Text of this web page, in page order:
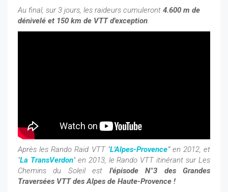
Au final, sur 3 jours, les raideurs cumuleront 4.600 m de
dénivelé et 150 km de VTT d'exception.
Après les Rando Raid VTT "L'Alpes-Provence"' en 2012, et
"La TransVerdon" en 2013, le Rando VTT itinérant sur Les
Chemins du Soleil est l'épisode N°3 des Grandes
Traversées VTT des Alpes de Haute-Provence !